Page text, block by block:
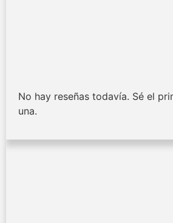
No hay reseñas todavía. Sé el
una.